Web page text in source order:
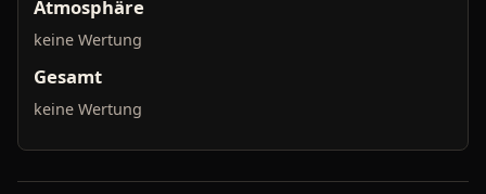
Atmosphäre
keine Wertung
Gesamt
keine Wertung